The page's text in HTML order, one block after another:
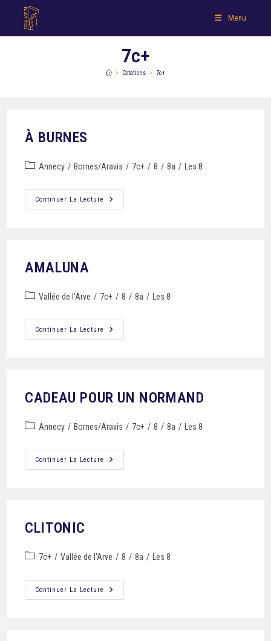
Menu
7c+
> Cotations > 7c+
À BURNES
Annecy / Bornes/Aravis / 7c+ / 8 / 8a / Les 8
Continuer La Lecture
AMALUNA
Vallée de l'Arve / 7c+ / 8 / 8a / Les 8
Continuer La Lecture
CADEAU POUR UN NORMAND
Annecy / Bornes/Aravis / 7c+ / 8 / 8a / Les 8
Continuer La Lecture
CLITONIC
7c+ / Vallée de l'Arve / 8 / 8a / Les 8
Continuer La Lecture